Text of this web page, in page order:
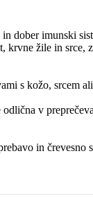
dober imunski
krvne žile in srce,
s kožo, srcem
v
in črevesno